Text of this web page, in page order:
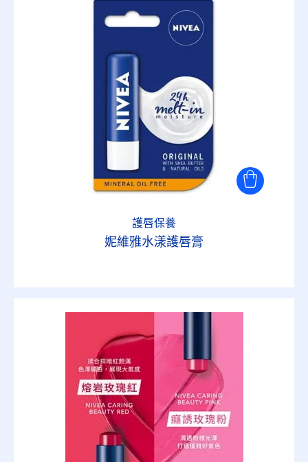
護唇保養
妮維雅水漾護唇膏